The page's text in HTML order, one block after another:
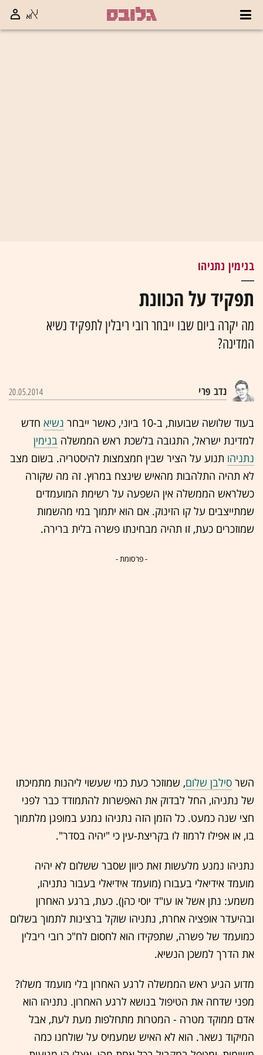
בנימין נתניהו
תפקיד על הכוונת
מה יקרה ביום שבו ייבחר רובי ריבלין לתפקיד נשיא
המדינה?
נדב פרי 20.05.2014
בעוד שלושה שבועות, ב-10 ביוני, כאשר ייבחר נשיא חדש
למדינת ישראל, התגובה בלשכת ראש הממשלה בנימין
נתניהו תנוע על הציר שבין חמצמצות להיסטריה. בשום מצב
לא תהיה התלהבות מהאיש שינצח במרוץ. זה מה שקורה
כשלראש הממשלה אין השפעה על רשימת המועמדים
שמתייצבים על קו הזינוק. אם הוא יתמוך במי מהשמות
שמוזכרים כעת, זו תהיה מבחינתו פשרה בלית ברירה.
- פרסומת -
השר סילבן שלום, שמוזכר כעת כמי שעשוי ליהנות מתמיכתו
של נתניהו, החל לבדוק את האפשרות להתמודד כבר לפני
חצי שנה כמעט. כל הזמן הזה נתניהו נמנע במופגן מלתמוך
בו, או אפילו לרמוז לו בקריצת-עין כי "יהיה בסדר".
נתניהו נמנע מלעשות זאת כיוון שסבר ששלום לא יהיה
מועמד אידיאלי בעבורו (מועמד אידיאלי בעבור נתניהו,
משמע: נתן אשל או עו"ד יוסי כהן). כעת, ברגע האחרון
ובהיעדר אופציה אחרת, נתניהו שוקל ברצינות לתמוך בשלום
כמועמד של פשרה, שתפקידו הוא לחסום לח"כ רובי ריבלין
את הדרך למשכן הנשיא.
מדוע הגיע ראש הממשלה לרגע האחרון בלי מועמד משלו?
מפני שדחה את הטיפול בנושא לרגע האחרון. נתניהו הוא
אדם ממוקד מטרה - המטרות מתחלפות מעת לעת, אבל
המיקוד נשאר. הוא לא האיש שמעמיס על שולחנו כמה